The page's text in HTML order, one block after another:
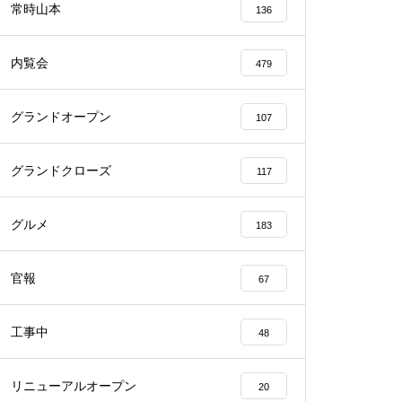
常時山本 136
内覧会 479
グランドオープン 107
グランドクローズ 117
グルメ 183
官報 67
工事中 48
リニューアルオープン 20